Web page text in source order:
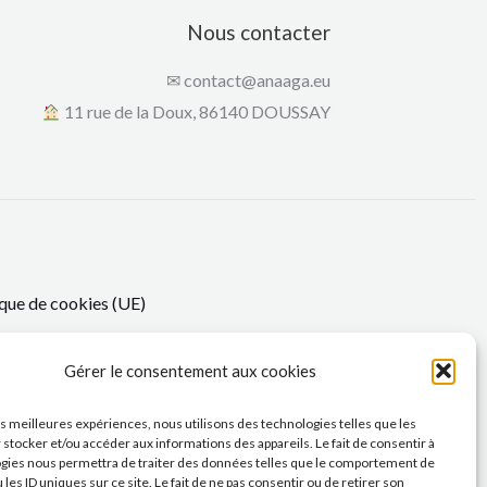
Gérer le consentement aux cookies
meilleures expériences, nous utilisons des technologies telles que les
et/ou accéder aux informations des appareils. Le fait de consentir à
nous permettra de traiter des données telles que le comportement de
les ID uniques sur ce site. Le fait de ne pas consentir ou de retirer son
Nous contacter
✉contact@anaaga.eu
11 rue de la Doux, 86140 DOUSSAY
de cookies (UE)